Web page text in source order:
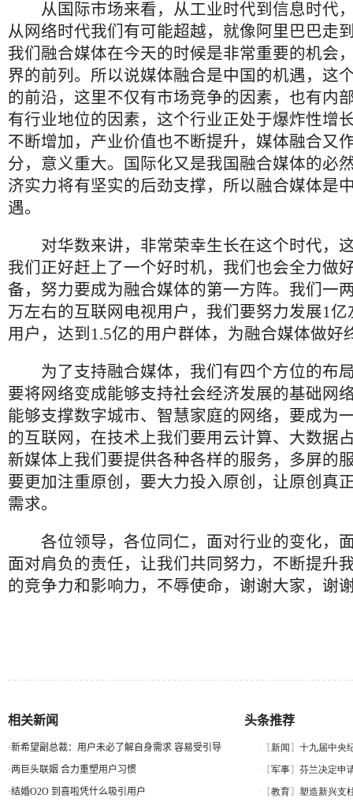
从国际市场来看，从工业时代到信息时代
从网络时代我们有可能超越，就像阿里巴巴走
我们融合媒体在今天的时候是非常重要的机会
界的前列。所以说媒体融合是中国的机遇，这
的前沿，这里不仅有市场竞争的因素，也有内
有行业地位的因素，这个行业正处于爆炸性增
不断增加，产业价值也不断提升，媒体融合又
分，意义重大。国际化又是我国融合媒体的必
济实力将有坚实的后劲支撑，所以融合媒体是
遇。
对华数来讲，非常荣幸生长在这个时代，
我们正好赶上了一个好时机，我们也会全力做
备，努力要成为融合媒体的第一方阵。我们一
万左右的互联网电视用户，我们要努力发展1
用户，达到1.5亿的用户群体，为融合媒体做好
为了支持融合媒体，我们有四个方位的布
要将网络变成能够支持社会经济发展的基础网
能够支撑数字城市、智慧家庭的网络，要成为
的互联网，在技术上我们要用云计算、大数据
新媒体上我们要提供各种各样的服务，多屏的
要更加注重原创，要大力投入原创，让原创真
需求。
各位领导，各位同仁，面对行业的变化，
面对肩负的责任，让我们共同努力，不断提升
的竞争力和影响力，不辱使命，谢谢大家，谢
相关新闻
·新希望副总裁：用户未必了解自身需求 容易受引导
·两巨头联姻 合力重塑用户习惯
·结婚O2O 到喜啦凭什么吸引用户
头条推荐